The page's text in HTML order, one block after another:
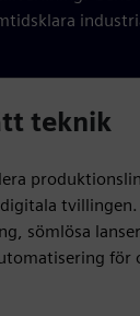
teknik
tvillingen.
sömlösa
för